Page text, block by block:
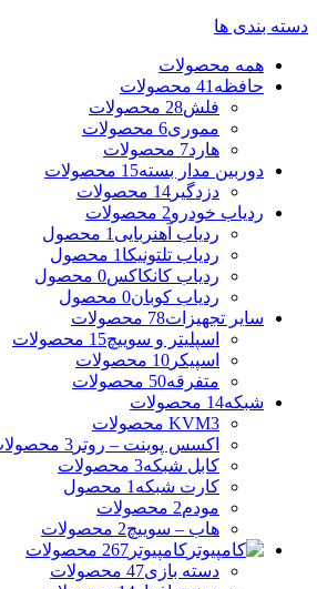
دسته بندی ها
همه محصولات
حافظه 41 محصولات
فلش28 محصولات
مموری6 محصولات
هارد7 محصولات
دوربین مدار بسته15 محصولات
دزدگیر 14 محصولات
ردیاب خودرو2 محصولات
ردیاب آهنربایی 1 محصول
ردیاب تلتونیکا 1 محصول
ردیاب کانکاکس0 محصول
ردیاب کوبان0 محصول
سایر تجهیزات78 محصولات
اسپلیتر و سوییچ15 محصولات
اسپیکر 10 محصولات
متفرقه50 محصولات
شبکه14 محصولات
KVM3 محصولات
اکسس پوینت – روتر 3 محصولات
کابل شبکه3 محصولات
کارت شبکه 1 محصول
مودم2 محصولات
هاب – سوییچ2 محصولات
کامپیوتر 267 محصولات
دسته بازی47 محصولات